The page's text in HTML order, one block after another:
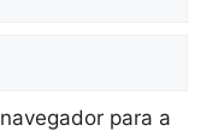
para a